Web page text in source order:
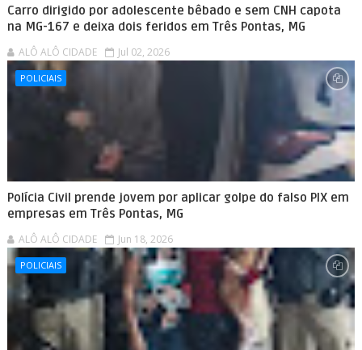
Carro dirigido por adolescente bêbado e sem CNH capota
na MG-167 e deixa dois feridos em Três Pontas, MG
ALÔ ALÔ CIDADE Jul 02, 2026
POLICIAIS
Polícia Civil prende jovem por aplicar golpe do falso PIX em
empresas em Três Pontas, MG
ALÔ ALÔ CIDADE Jun 18, 2026
POLICIAIS